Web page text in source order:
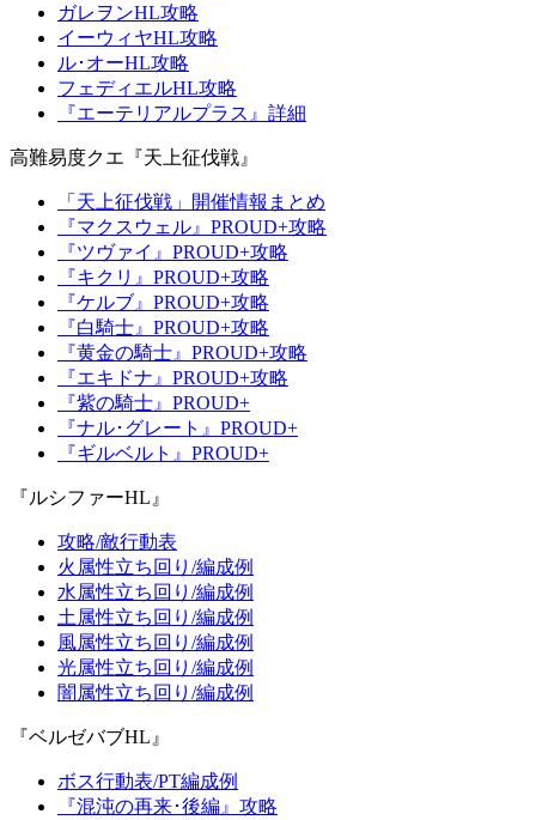
ガレヲンHL攻略
イーウィヤHL攻略
ル･オーHL攻略
フェディエルHL攻略
『エーテリアルプラス』詳細
高難易度クエ『天上征伐戦』
「天上征伐戦」開催情報まとめ
『マクスウェル』PROUD+攻略
『ツヴァイ』PROUD+攻略
『キクリ』PROUD+攻略
『ケルブ』PROUD+攻略
『白騎士』PROUD+攻略
『黄金の騎士』PROUD+攻略
『エキドナ』PROUD+攻略
『紫の騎士』PROUD+
『ナル･グレート』PROUD+
『ギルベルト』PROUD+
『ルシファーHL』
攻略/敵行動表
火属性立ち回り/編成例
水属性立ち回り/編成例
土属性立ち回り/編成例
風属性立ち回り/編成例
光属性立ち回り/編成例
闇属性立ち回り/編成例
『ベルゼバブHL』
ボス行動表/PT編成例
『混沌の再来･後編』攻略